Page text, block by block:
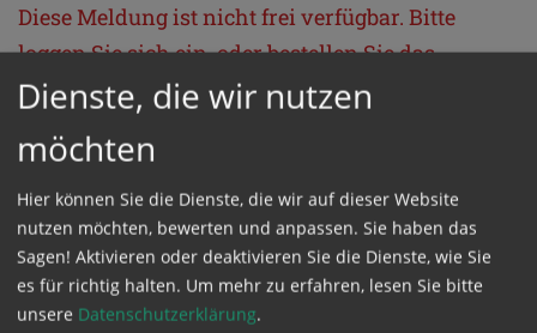
Diese Meldung ist nicht frei verfügbar. Bitte
loggen Sie sich ein, oder bestellen Sie das
ProduktKathpress_online.
Bitte melden Sie sich mit Ihrem Benutzernamen
und Passwort an.
Dienste, die wir nutzen
möchten
Hier können Sie die Dienste, die wir auf dieser Website
nutzen möchten, bewerten und anpassen. Sie haben das
Sagen! Aktivieren oder deaktivieren Sie die Dienste, wie Sie
es für richtig halten. Um mehr zu erfahren, lesen Sie bitte
unsere Datenschutzerklärung.